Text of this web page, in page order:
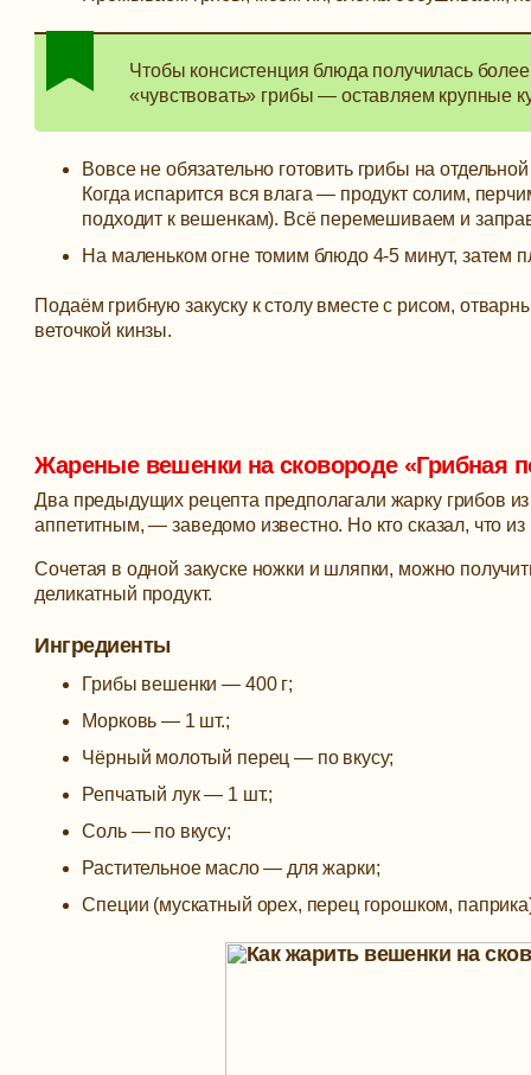
Чтобы консистенция блюда получилась
«чувствовать» грибы — оставляем крупные
Вовсе не обязательно готовить грибы на
Когда испарится вся влага — продукт солим,
подходит к вешенкам). Всё перемешиваем и
На маленьком огне томим блюдо 4-5 минут, затем
Подаём грибную закуску к столу вместе с рисом,
веточкой кинзы.
Жареные вешенки на сковороде «Грибная
Два предыдущих рецепта предполагали жарку грибов
аппетитным, — заведомо известно. Но кто сказал, что
Сочетая в одной закуске ножки и шляпки, можно
деликатный продукт.
Ингредиенты
Грибы вешенки — 400 г;
Морковь — 1 шт.;
Чёрный молотый перец — по вкусу;
Репчатый лук — 1 шт.;
Соль — по вкусу;
Растительное масло — для жарки;
Специи (мускатный орех, перец горошком,